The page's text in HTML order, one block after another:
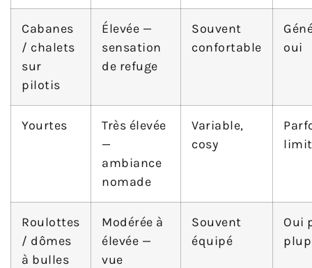
Cabanes
/ chalets
sur
pilotis
Élevée —
sensation
de refuge
Souvent
confortable
oui
Yourtes
Très élevée
—
ambiance
nomade
Variable,
cosy
Roulottes
/ dômes
à bulles
Modérée à
élevée —
vue
Souvent
équipé
Oui